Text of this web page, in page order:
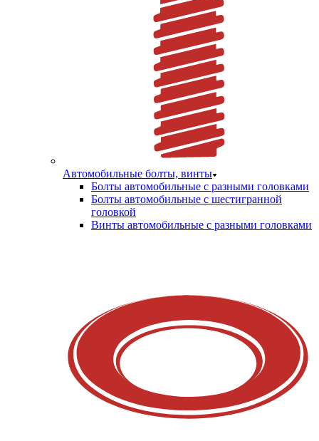
Автомобильные болты, винты
Болты автомобильные с разными головками
Болты автомобильные с шестигранной
головкой
Винты автомобильные с разными головками